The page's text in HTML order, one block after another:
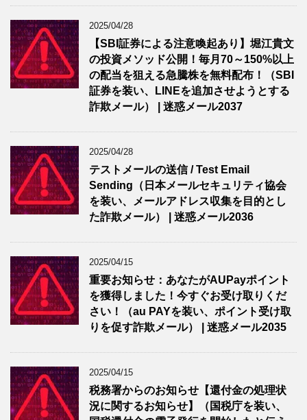
2025/04/28
【SBI証券による注意喚起あり】堀江貴文
の投資メソッド公開！毎月70～150%以上
の配当を狙える急騰株を無料配布！（SBI
証券を装い、LINEを追加させようとする
詐欺メール） | 迷惑メール2037
2025/04/28
テストメールの送信 / Test Email
Sending（日本メールセキュリティ協会
を装い、メールアドレス収集を目的とし
た詐欺メール） | 迷惑メール2036
2025/04/15
重要お知らせ：あなたがAUPayポイント
を獲得しました！今すぐお受け取りくだ
さい！（au PAYを装い、ポイント受け取
りを促す詐欺メール） | 迷惑メール2035
2025/04/15
税務署からのお知らせ【還付金の処理状
況に関するお知らせ】（国税庁を装い、